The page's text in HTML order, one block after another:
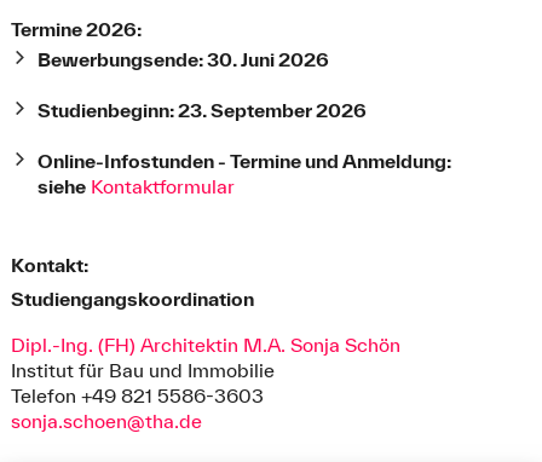
Termine 2026:
Bewerbungsende: 30. Juni 2026
Studienbeginn: 23. September 2026
Online-Infostunden - Termine und Anmeldung:
siehe Kontaktformular
Kontakt:
Studiengangskoordination
Dipl.-Ing. (FH) Architektin M.A. Sonja Schön
Institut für Bau und Immobilie
Telefon +49 821 5586-3603
sonja.schoen@tha.de